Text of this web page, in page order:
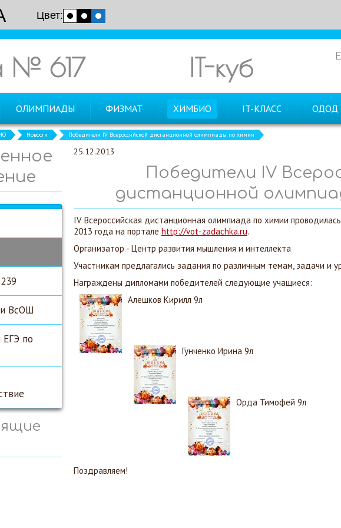
Цвет:
№ 617 IT-куб
ОЛИМПИАДЫ ФИЗМАТ ХИМБИО IT-КЛАСС ОДОД
Новости Победители IV Всероссийской дистанционной олимпиады по химии
ВсОШ
ЕГЭ по
25.12.2013
Победители IV
дистанционной
IV Всероссийская дистанционная олимпиада по химии
2013 года на порталe http://vot-zadachka.ru.
Организатор - Центр развития мышления и интеллекта
Участникам предлагались задания по различным темам, задачи и
Награждены дипломами победителей следующие учащиеся:
Алешков Кирилл 9л
Гунченко Ирина 9л
Орда Тимофей 9л
Поздравляем!